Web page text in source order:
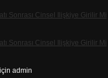
Sonrası Cinsel Ilişkiye Girilir Mi
Sonrası Cinsel Ilişkiye Girilir Mi
için admin